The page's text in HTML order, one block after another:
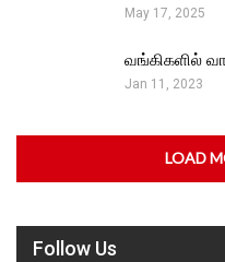
May 17, 2025
வங்கிகளில்
Jan 11, 2023
LOAD
Follow Us